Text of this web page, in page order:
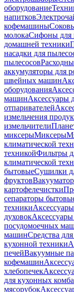
оборудование
напитков
кофемашины
молокаСифоны для
домашней техники
насадки для
пылесосов
аккумуляторы для
швейных машин
оборудования
машинАксессуары
отпаривателей
измельчения
измельчители
миксерыМиксеры
климатической
техникойФильтры
климатической
бытовыеСушилки
фруктов
картофелечистки
сепараторы
техники
духовок
посудомоечных
машинСредства
кухонной техники
печейВакуумные
кофемашин
хлебопечек
для кухонных
мясорубок